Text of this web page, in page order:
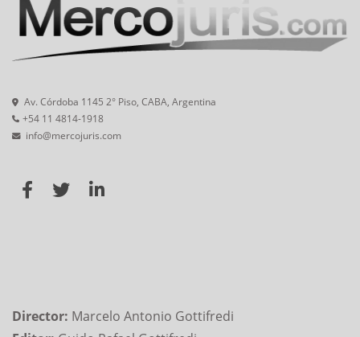
Av. Córdoba 1145 2° Piso, CABA, Argentina
+54 11 4814-1918
info@mercojuris.com
Director: Marcelo Antonio Gottifredi